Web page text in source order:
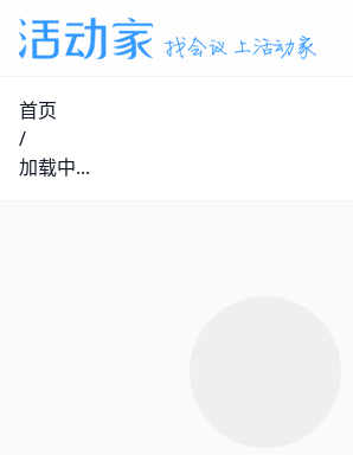
首页
/
加载中...